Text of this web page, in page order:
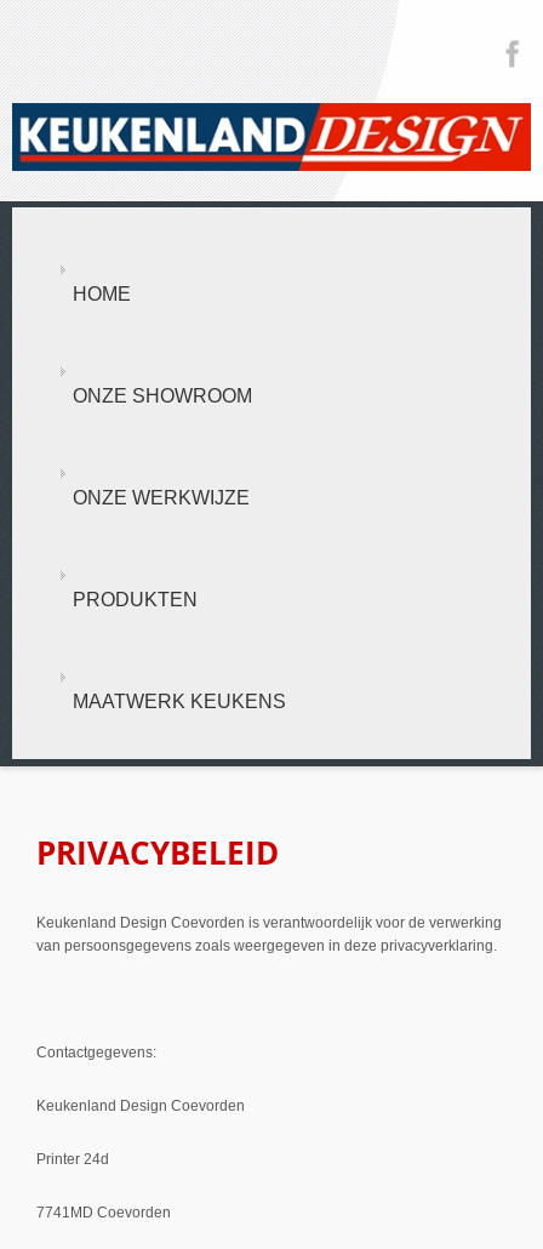
HOME
ONZE SHOWROOM
ONZE WERKWIJZE
PRODUKTEN
MAATWERK KEUKENS
PRIVACYBELEID
Keukenland Design Coevorden is verantwoordelijk voor de verwerking
van persoonsgegevens zoals weergegeven in deze privacyverklaring.
Contactgegevens:
Keukenland Design Coevorden
Printer 24d
7741MD Coevorden